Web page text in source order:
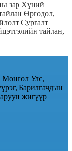
зар Хүний
Өргөдөл,
Сургалт
тайлан,
Монгол Улс,
Барилгачдын
жигүүр